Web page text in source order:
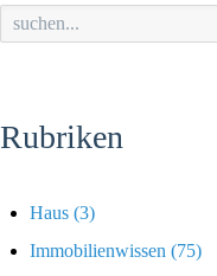
Rubriken
Haus (3)
Immobilienwissen (75)